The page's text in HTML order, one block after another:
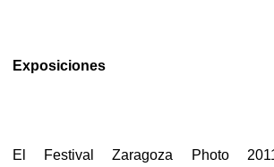
Exposiciones
El Festival Zaragoza Photo